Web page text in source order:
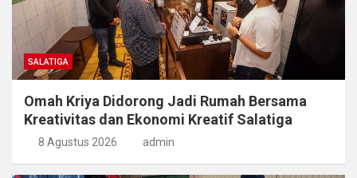
SALATIGA
Omah Kriya Didorong Jadi Rumah Bersama
Kreativitas dan Ekonomi Kreatif Salatiga
8 Agustus 2026 admin